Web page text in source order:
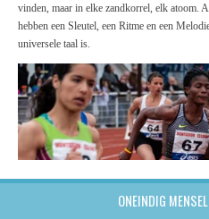
vinden, maar in elke zandkorrel, elk atoom.
hebben een Sleutel, een Ritme en een
universele taal is.
ONEINDIG